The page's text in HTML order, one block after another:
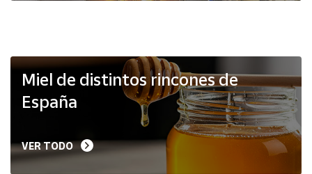
Vendedores
Mapa de
Hazte
vendedor
Miel de distintos rincones de
España
VER TODO